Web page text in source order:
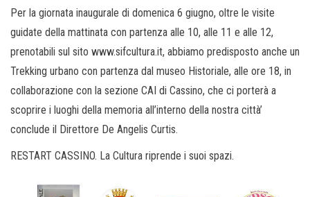
Per la giornata inaugurale di domenica 6 giugno, oltre le visite
guidate della mattinata con partenza alle 10, alle 11 e alle 12,
prenotabili sul sito www.sifcultura.it, abbiamo predisposto anche un
Trekking urbano con partenza dal museo Historiale, alle ore 18, in
collaborazione con la sezione CAI di Cassino, che ci porterà a
scoprire i luoghi della memoria all’interno della nostra città’
conclude il Direttore De Angelis Curtis.
RESTART CASSINO. La Cultura riprende i suoi spazi.